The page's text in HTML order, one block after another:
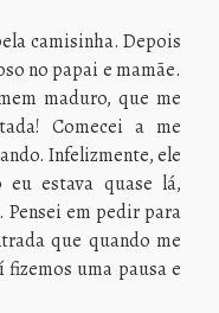
camisinha. Depois
no papai e mamãe.
maduro, que me
Comecei a me
Infelizmente, ele
estava quase lá,
Pensei em pedir para
que quando me
uma pausa e